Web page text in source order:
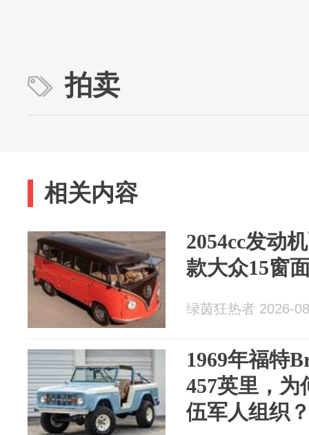
拍卖
相关内容
2054cc发动
款大众15窗
绿茵狂热者 2026-
1969年福特
457英里，为
伍军人组织